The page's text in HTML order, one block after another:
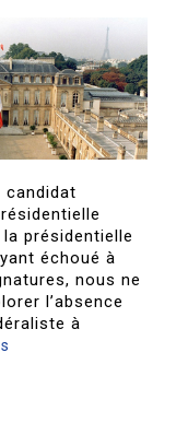
candidat
présidentielle
échoué à
nous ne
l’absence
à